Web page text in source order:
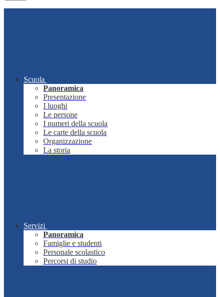
Scuola
Panoramica
Presentazione
I luoghi
Le persone
I numeri della scuola
Le carte della scuola
Organizzazione
La storia
Servizi
Panoramica
Famiglie e studenti
Personale scolastico
Percorsi di studio